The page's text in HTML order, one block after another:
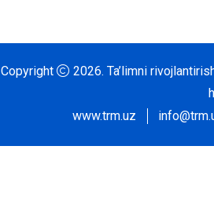
Copyright 2026. Ta’limni
www.trm.uz